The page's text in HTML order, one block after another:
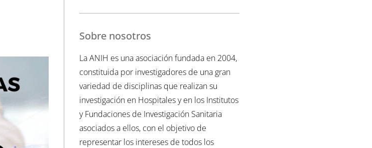
Sobre nosotros
La ANIH es una asociación fundada en 2004,
constituida por investigadores de una gran
variedad de disciplinas que realizan su
investigación en Hospitales y en los Institutos
y Fundaciones de Investigación Sanitaria
asociados a ellos, con el objetivo de
representar los intereses de todos los